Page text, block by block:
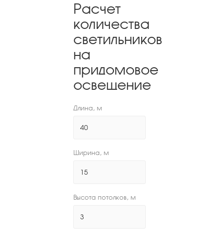
Расчет
количества
светильников
на
придомовое
освещение
Длина, м
Ширина, м
Высота потолков, м